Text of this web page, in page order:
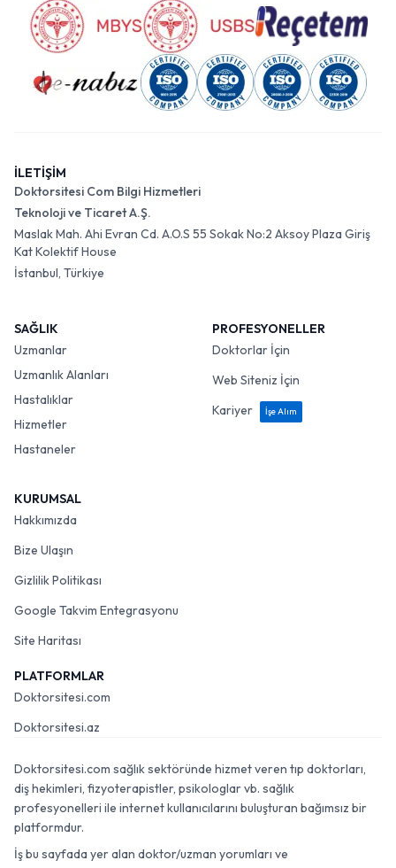
İLETİŞİM
Doktorsitesi Com Bilgi Hizmetleri
Teknoloji ve Ticaret A.Ş.
Maslak Mah. Ahi Evran Cd. A.O.S 55 Sokak No:2 Aksoy Plaza Giriş
Kat Kolektif House
İstanbul, Türkiye
SAĞLIK
Uzmanlar
Uzmanlık Alanları
Hastalıklar
Hizmetler
Hastaneler
PROFESYONELLER
Doktorlar İçin
Web Siteniz İçin
Kariyer
İşe Alım
KURUMSAL
Hakkımızda
Bize Ulaşın
Gizlilik Politikası
Google Takvim Entegrasyonu
Site Haritası
PLATFORMLAR
Doktorsitesi.com
Doktorsitesi.az
Doktorsitesi.com sağlık sektöründe hizmet veren tıp doktorları,
diş hekimleri, fizyoterapistler, psikologlar vb. sağlık
profesyonelleri ile internet kullanıcılarını buluşturan bağımsız bir
platformdur.
İş bu sayfada yer alan doktor/uzman yorumları ve